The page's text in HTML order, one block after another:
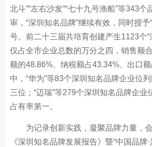
北斗”“左右沙发”“七十九号渔船”等343个
审，“深圳知名品牌”继续有效，同时授予
号。前二十三届共培育创建产生1123个“
仅占全市企业总数的万分之四，销售额
额的48.86%、纳税额占43.34%、出口
中，“华为”等83个深圳知名品牌企业位
三位；“迈瑞”等279个深圳知名品牌企业
占有率第一。
为记录创新实践，凝聚品牌力量，会
《深圳知名品牌发展报告》暨“中国品牌